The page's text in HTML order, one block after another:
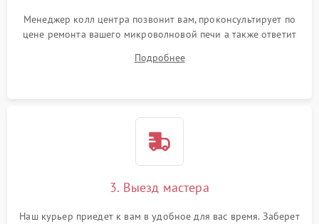
Менеджер колл центра позвонит вам, проконсультирует по
цене ремонта вашего микроволновой печи а также ответит
Подробнее
3. Выезд мастера
Наш курьер приедет к вам в удобное для вас время. Заберет